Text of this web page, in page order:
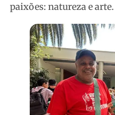
paixões: natureza e arte.